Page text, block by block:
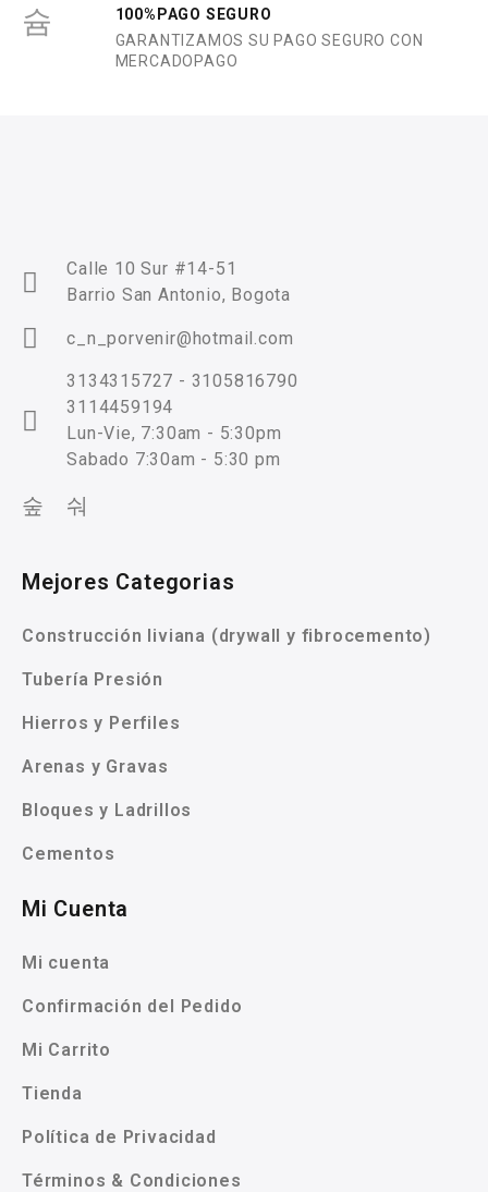
100%PAGO SEGURO
GARANTIZAMOS SU PAGO SEGURO CON
MERCADOPAGO
Calle 10 Sur #14-51
Barrio San Antonio, Bogota
c_n_porvenir@hotmail.com
3134315727 - 3105816790
3114459194
Lun-Vie, 7:30am - 5:30pm
Sabado 7:30am - 5:30 pm
Mejores Categorias
Construcción liviana (drywall y fibrocemento)
Tubería Presión
Hierros y Perfiles
Arenas y Gravas
Bloques y Ladrillos
Cementos
Mi Cuenta
Mi cuenta
Confirmación del Pedido
Mi Carrito
Tienda
Política de Privacidad
Términos & Condiciones